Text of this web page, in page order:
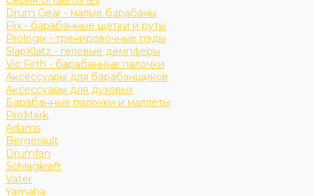
Drum Gear - малые барабаны
Flix - барабанные щетки и руты
Prologix - тренировочные пэды
SlapKlatz - гелевые демпферы
Vic Firth - барабанные палочки
Аксессуары для барабанщиков
Аксессуары для духовых
Барабанные палочки и маллеты
ProMark
Adams
Bergerault
Drumfan
Schlagkraft
Vater
Yamaha